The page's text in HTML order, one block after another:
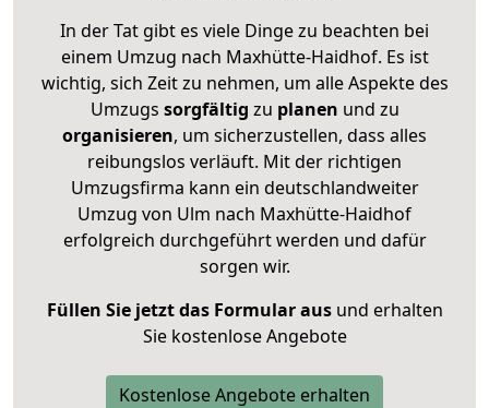
In der Tat gibt es viele Dinge zu beachten bei
einem Umzug nach Maxhütte-Haidhof. Es ist
wichtig, sich Zeit zu nehmen, um alle Aspekte des
Umzugs sorgfältig zu planen und zu
organisieren, um sicherzustellen, dass alles
reibungslos verläuft. Mit der richtigen
Umzugsfirma kann ein deutschlandweiter
Umzug von Ulm nach Maxhütte-Haidhof
erfolgreich durchgeführt werden und dafür
sorgen wir.
Füllen Sie jetzt das Formular ausund erhalten
Sie kostenlose Angebote
Kostenlose Angebote erhalten